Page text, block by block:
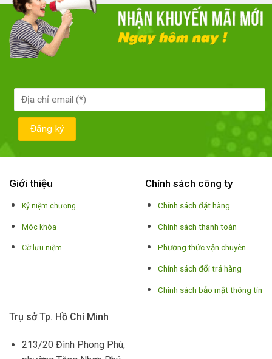
Giới thiệu
Kỷ niệm chương
Móc khóa
Cờ lưu niệm
Chính sách công ty
Chính sách đặt hàng
Chính sách thanh toán
Phương thức vận chuyên
Chính sách đổi trả hàng
Chính sách bảo mật thông tin
Trụ sở Tp. Hồ Chí Minh
213/20 Đình Phong Phú,